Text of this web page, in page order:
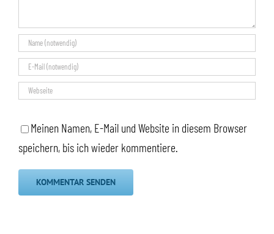
Meinen Namen, E-Mail und Website in diesem Browser
speichern, bis ich wieder kommentiere.